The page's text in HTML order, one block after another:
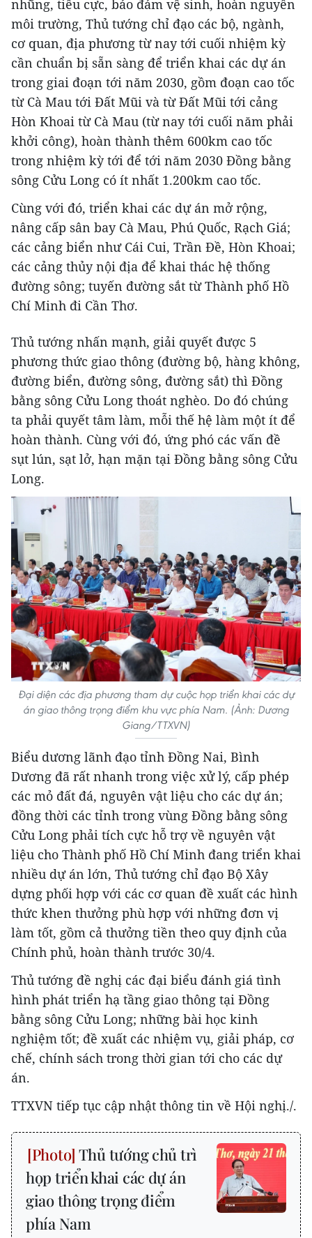
nhũng, tiêu cực, bảo đảm vệ sinh, hoàn nguyên
môi trường, Thủ tướng chỉ đạo các bộ, ngành,
cơ quan, địa phương từ nay tới cuối nhiệm kỳ
cần chuẩn bị sẵn sàng để triển khai các dự án
trong giai đoạn tới năm 2030, gồm đoạn cao tốc
từ Cà Mau tới Đất Mũi và từ Đất Mũi tới cảng
Hòn Khoai từ Cà Mau (từ nay tới cuối năm phải
khởi công), hoàn thành thêm 600km cao tốc
trong nhiệm kỳ tới để tới năm 2030 Đồng bằng
sông Cửu Long có ít nhất 1.200km cao tốc.
Cùng với đó, triển khai các dự án mở rộng,
nâng cấp sân bay Cà Mau, Phú Quốc, Rạch Giá;
các cảng biển như Cái Cui, Trần Đề, Hòn Khoai;
các cảng thủy nội địa để khai thác hệ thống
đường sông; tuyến đường sắt từ Thành phố Hồ
Chí Minh đi Cần Thơ.
Thủ tướng nhấn mạnh, giải quyết được 5
phương thức giao thông (đường bộ, hàng không,
đường biển, đường sông, đường sắt) thì Đồng
bằng sông Cửu Long thoát nghèo. Do đó chúng
ta phải quyết tâm làm, mỗi thế hệ làm một ít để
hoàn thành. Cùng với đó, ứng phó các vấn đề
sụt lún, sạt lở, hạn mặn tại Đồng bằng sông Cửu
Long.
Đại diện các địa phương tham dự cuộc họp triển khai các dự
án giao thông trọng điểm khu vực phía Nam. (Ảnh: Dương
Giang/TTXVN)
Biểu dương lãnh đạo tỉnh Đồng Nai, Bình
Dương đã rất nhanh trong việc xử lý, cấp phép
các mỏ đất đá, nguyên vật liệu cho các dự án;
đồng thời các tỉnh trong vùng Đồng bằng sông
Cửu Long phải tích cực hỗ trợ về nguyên vật
liệu cho Thành phố Hồ Chí Minh đang triển khai
nhiều dự án lớn, Thủ tướng chỉ đạo Bộ Xây
dựng phối hợp với các cơ quan đề xuất các hình
thức khen thưởng phù hợp với những đơn vị
làm tốt, gồm cả thưởng tiền theo quy định của
Chính phủ, hoàn thành trước 30/4.
Thủ tướng đề nghị các đại biểu đánh giá tình
hình phát triển hạ tầng giao thông tại Đồng
bằng sông Cửu Long; những bài học kinh
nghiệm tốt; đề xuất các nhiệm vụ, giải pháp, cơ
chế, chính sách trong thời gian tới cho các dự
án.
TTXVN tiếp tục cập nhật thông tin về Hội nghị./.
Thủ tướng chủ trì
họp triển khai các dự án
giao thông trọng điểm
phía Nam